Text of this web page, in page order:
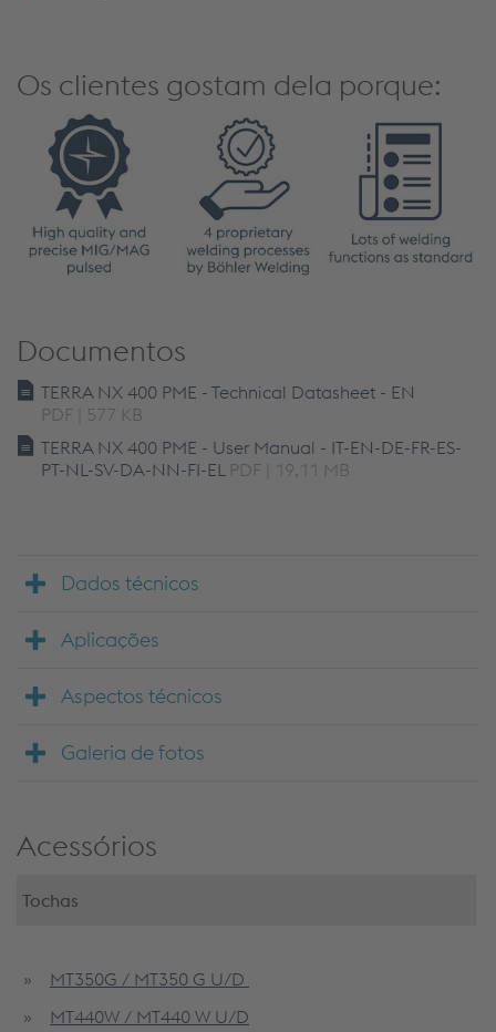
Os clientes gostam dela porque:
Documentos
TERRA NX 400 PME - Technical Datasheet - EN
PDF | 577 KB
TERRA NX 400 PME - User Manual - IT-EN-DE-FR-ES-
PT-NL-SV-DA-NN-FI-EL PDF | 19,11 MB
Dados técnicos
Aplicações
Aspectos técnicos
Galeria de fotos
Acessórios
Tochas
MT350G / MT350 G U/D
MT440W / MT440 W U/D